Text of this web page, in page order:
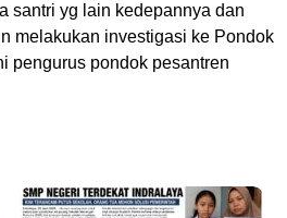
santri yg lain kedepannya dan
melakukan investigasi ke Pondok
pengurus pondok pesantren